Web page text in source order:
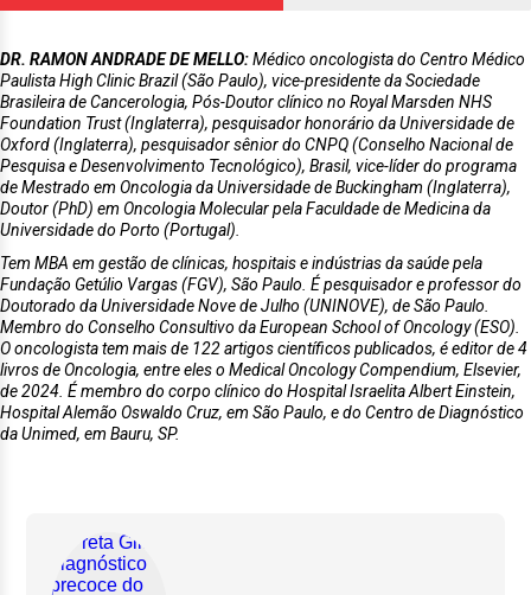
DR. RAMON ANDRADE DE MELLO:Médico oncologista do Centro Médico
Paulista High Clinic Brazil (São Paulo), vice-presidente da Sociedade
Brasileira de Cancerologia, Pós-Doutor clínico no Royal Marsden NHS
Foundation Trust (Inglaterra), pesquisador honorário da Universidade de
Oxford (Inglaterra), pesquisador sênior do CNPQ (Conselho Nacional de
Pesquisa e Desenvolvimento Tecnológico), Brasil, vice-líder do programa
de Mestrado em Oncologia da Universidade de Buckingham (Inglaterra),
Doutor (PhD) em Oncologia Molecular pela Faculdade de Medicina da
Universidade do Porto (Portugal).
Tem MBA em gestão de clínicas, hospitais e indústrias da saúde pela
Fundação Getúlio Vargas (FGV), São Paulo. É pesquisador e professor do
Doutorado da Universidade Nove de Julho (UNINOVE), de São Paulo.
Membro do Conselho Consultivo da European School of Oncology (ESO).
O oncologista tem mais de 122 artigos científicos publicados, é editor de 4
livros de Oncologia, entre eles o Medical Oncology Compendium, Elsevier,
de 2024. É membro do corpo clínico do Hospital Israelita Albert Einstein,
Hospital Alemão Oswaldo Cruz, em São Paulo, e do Centro de Diagnóstico
da Unimed, em Bauru, SP.